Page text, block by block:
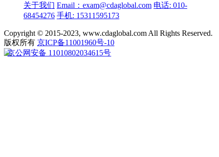
关于我们 Email：exam@cdaglobal.com 电话: 010-
68454276 手机: 15311595173
Copyright © 2015-2023, www.cdaglobal.com All Rights Reserved.
版权所有 京ICP备11001960号-10
京公网安备 11010802034615号